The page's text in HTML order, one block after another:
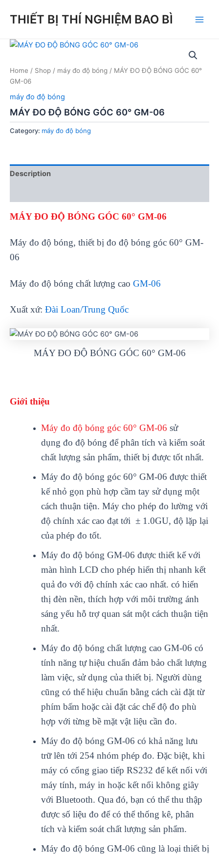
THIẾT BỊ THÍ NGHIỆM BAO BÌ
Home / Shop / máy đo độ bóng / MÁY ĐO ĐỘ BÓNG GÓC 60°
GM-06
máy đo độ bóng
MÁY ĐO ĐỘ BÓNG GÓC 60° GM-06
Category: máy đo độ bóng
Description
MÁY ĐO ĐỘ BÓNG GÓC 60° GM-06
Máy đo độ bóng, thiết bị đo độ bóng góc 60° GM-
06
Máy đo độ bóng chất lượng cao GM-06
Xuất xứ: Đài Loan/Trung Quốc
MÁY ĐO ĐỘ BÓNG GÓC 60° GM-06
Giới thiệu
Máy đo độ bóng góc 60° GM-06 sử
dụng đo độ bóng để phân tích và kiểm soát
chất lượng sản phẩm, thiết bị được tốt nhất.
Máy đo độ bóng góc 60° GM-06 được thiết
kế nhỏ gọn phù hợp cầm tay sử dụng một
cách thuận tiện. Máy cho phép đo lường với
độ chính xác cao đạt tới ± 1.0GU, độ lặp lại
của phép đo tốt.
Máy đo độ bóng GM-06 được thiết kế với
màn hình LCD cho phép hiển thị nhanh kết
quả đo với độ chính xác cao nhất. có hiển
thị đèn nền, thích hợp với môi trường ánh
sáng yếu hỗ trợ quan sát một cách thuận tiện
nhất.
Máy đo độ bóng chất lượng cao GM-06 có
tính năng tự hiệu chuẩn đảm bảo chất lượng
làm việc, sử dụng của thiết bị. Người dùng
cũng có thể hiệu chuẩn bằng cách cài đặt từ
phím bấm hoặc cài đặt các chế độ đo phù
hợp với từng bề mặt vật liệu cần đo.
Máy đo độ bóng GM-06 có khả năng lưu
trữ lên tới 254 nhóm phép đo. Đặc biệt, khi
máy có cổng giao tiếp RS232 để kết nối với
máy tính, máy in hoặc kết nối không giây
với Bluetooth. Qua đó, bạn có thể thu thập
được số liệu đo để có thể thống kê, phân
tích và kiểm soát chất lượng sản phẩm.
Máy đo độ bóng GM-06 cũng là loại thiết bị